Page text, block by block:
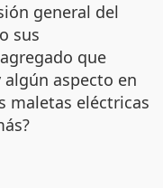
general del
sus
que
algún aspecto en
maletas eléctricas